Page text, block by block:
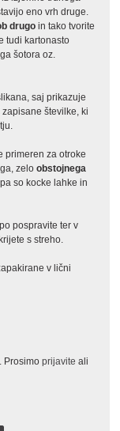
eno vrh druge.
drugo in tako tvorite
tudi kartonasto
šotora oz.
saj prikazuje
številke, ki
primeren za otroke
zeloobstojnega
so kocke lahke in
pospravite ter v
s streho.
v lični
Prosimoprijavite ali